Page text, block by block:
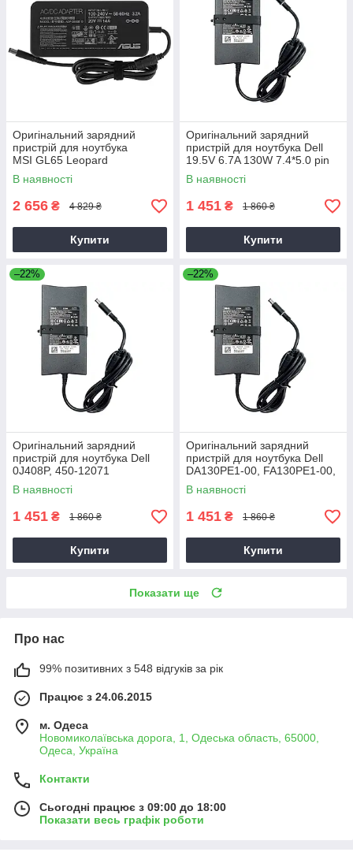
Оригінальний зарядний
пристрій для ноутбука
MSI GL65 Leopard
В наявності
2 656 ₴ 4 829 ₴
Купити
Оригінальний зарядний
пристрій для ноутбука Dell
19.5V 6.7A 130W 7.4*5.0 pin
Slim (PA-4E)
В наявності
1 451 ₴ 1 860 ₴
Купити
–22%
Оригінальний зарядний
пристрій для ноутбука Dell
0J408P, 450-12071
В наявності
1 451 ₴ 1 860 ₴
Купити
–22%
Оригінальний зарядний
пристрій для ноутбука Dell
DA130PE1-00, FA130PE1-00,
HA130PM160
В наявності
1 451 ₴ 1 860 ₴
Купити
Показати ще
Про нас
99% позитивних з 548 відгуків за рік
Працює з 24.06.2015
м. Одеса
Новомиколаївська дорога, 1, Одеська область, 65000,
Одеса, Україна
Контакти
Сьогодні працює з 09:00 до 18:00
Показати весь графік роботи